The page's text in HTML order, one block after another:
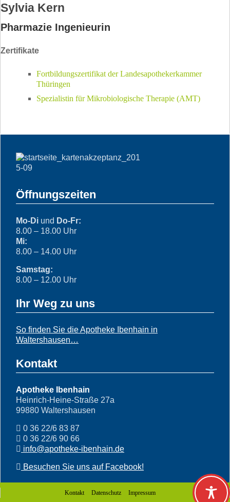
Sylvia Kern
Pharmazie Ingenieurin
Zertifikate
Fortbildungszertifikat der Landesapothekerkammer
Thüringen
Spezialistin für Mikrobiologische Therapie (AMT)
Öffnungszeiten
Mo-Di und Do-Fr:
8.00 – 18.00 Uhr
Mi:
8.00 – 14.00 Uhr
Samstag:
8.00 – 12.00 Uhr
Ihr Weg zu uns
So finden Sie die Apotheke Ibenhain in
Waltershausen…
Kontakt
Apotheke Ibenhain
Heinrich-Heine-Straße 27a
99880 Waltershausen
0 36 22/6 83 87
0 36 22/6 90 66
info@apotheke-ibenhain.de
Besuchen Sie uns auf Facebook!
Kontakt Datenschutz Impressum